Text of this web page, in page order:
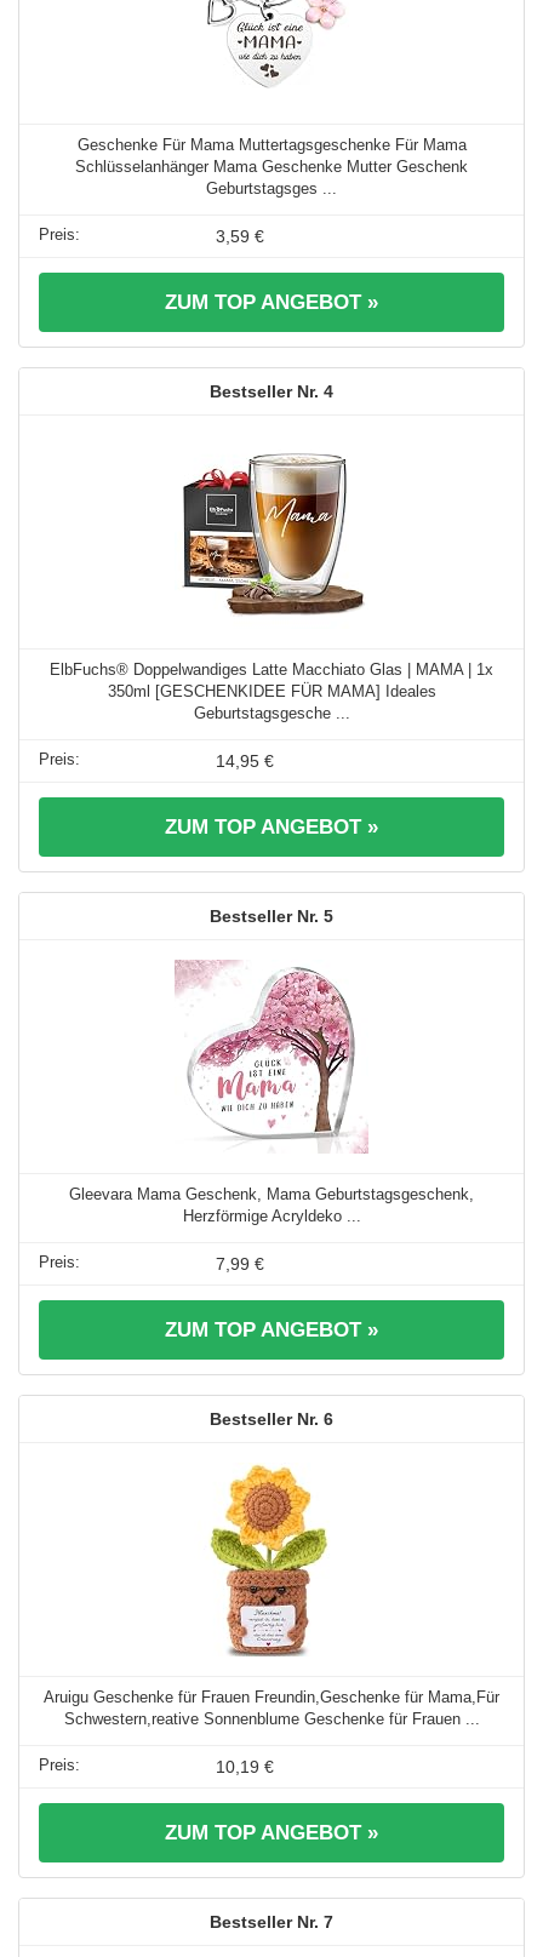
Geschenke Für Mama Muttertagsgeschenke Für Mama
Schlüsselanhänger Mama Geschenke Mutter Geschenk
Geburtstagsges ...
3,59 €
ZUM TOP ANGEBOT »
4
ElbFuchs® Doppelwandiges Latte Macchiato Glas | MAMA | 1x
350ml [GESCHENKIDEE FÜR MAMA] Ideales
Geburtstagsgesche ...
14,95 €
ZUM TOP ANGEBOT »
5
Gleevara Mama Geschenk, Mama Geburtstagsgeschenk,
Herzförmige Acryldeko ...
7,99 €
ZUM TOP ANGEBOT »
6
Aruigu Geschenke für Frauen Freundin,Geschenke für Mama,Für
Schwestern,reative Sonnenblume Geschenke für Frauen ...
10,19 €
ZUM TOP ANGEBOT »
7